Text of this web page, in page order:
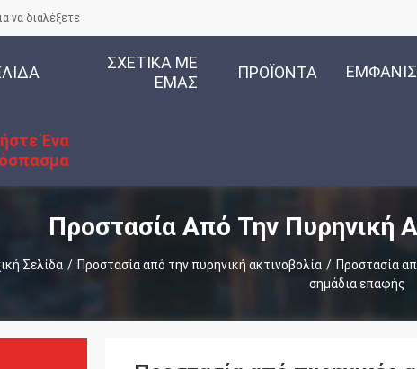
να διαλέξετε
ΣΧΕΤΙΚΆ ΜΕ
ΕΜΆΣ
ΠΡΟΪΌΝΤΑ
Ένα
Προστασία Από Την Πυρηνική
Σελίδα / Προστασία από την πυρηνική ακτινοβολία / Προστασία
σημάδια επαφής